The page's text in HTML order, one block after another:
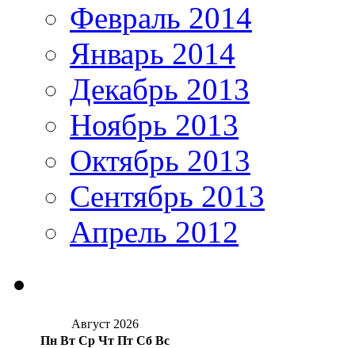
Февраль 2014
Январь 2014
Декабрь 2013
Ноябрь 2013
Октябрь 2013
Сентябрь 2013
Апрель 2012
Август 2026
Пн Вт Ср Чт Пт Сб Вс